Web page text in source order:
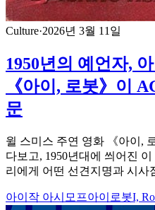
Culture·2026년 3월 11일
1950년의 예언자,
《아이, 로봇》이
문
윌 스미스 주연 영화 《아이,
다보고, 1950년대에 씌어진
리에게 어떤 선견지명과 시사
아이작 아시모프아이로봇I,